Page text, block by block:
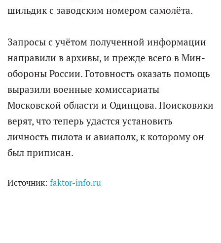
шильдик с заводским номером самолёта.
Запросы с учётом полученной информации
направили в архивы, и прежде всего в Мин­
обороны России. Готовность оказать помощь
выразили военные комиссариаты
Московской области и Одинцова. Поисковики
верят, что теперь удастся установить
личность пилота и авиаполк, к которому он
был приписан.
Источник: faktor-info.ru